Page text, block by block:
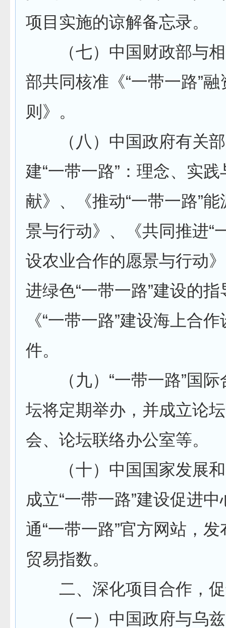
项目实施的谅解备忘录。
（七）中国财政部与相
部共同核准《“一带一路”
则》。
（八）中国政府有关部
建“一带一路”：理念、实
献》、《推动“一带一路”
景与行动》、《共同推进“
设农业合作的愿景与行动
进绿色“一带一路”建设的
《“一带一路”建设海上合
件。
（九）“一带一路”国际
坛将定期举办，并成立论
会、论坛联络办公室等。
（十）中国国家发展和
成立“一带一路”建设促进
通“一带一路”官方网站，
贸易指数。
二、深化项目合作，促
（一）中国政府与乌兹